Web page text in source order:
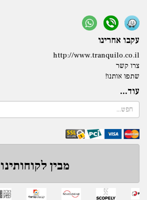
עקבו אחרינו
http://www.tranquilo.co.il
צרו קשר
שתפו אותנו!
עוד...
מבין לקוחותינו
SCOPELY